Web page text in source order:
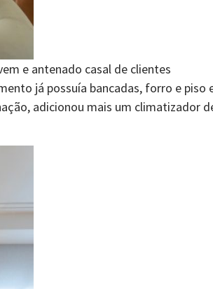
e antenado casal de clientes
já possuía bancadas, forro e piso
adicionou mais um climatizador